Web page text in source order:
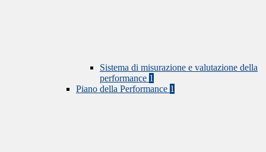
Sistema di misurazione e valutazione della
performance 1
Piano della Performance 1